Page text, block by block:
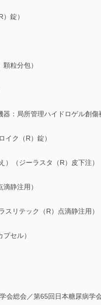
錠）
粒分包）
：局所管理ハイドロゲル創傷
イク（R）錠）
（ジーラスタ（R）皮下注）
静注用）
リテック（R）点滴静注用）
セル）
総会／第65回日本糖尿病学